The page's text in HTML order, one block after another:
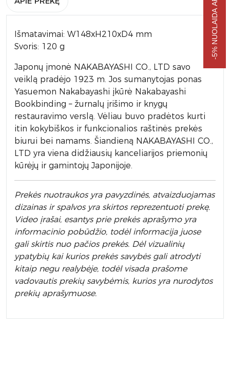
Išmatavimai: W148xH210xD4 mm
Svoris: 120 g
Japonų įmonė NAKABAYASHI CO., LTD savo
veiklą pradėjo 1923 m. Jos sumanytojas ponas
Yasuemon Nakabayashi įkūrė Nakabayashi
Bookbinding – žurnalų įrišimo ir knygų
restauravimo verslą. Vėliau buvo pradėtos kurti
itin kokybiškos ir funkcionalios raštinės prekės
biurui bei namams. Šiandieną NAKABAYASHI CO.,
LTD yra viena didžiausių kanceliarijos priemonių
kūrėjų ir gamintojų Japonijoje.
Prekės nuotraukos yra pavyzdinės, atvaizduojamas
dizainas ir spalvos yra skirtos reprezentuoti prekę.
Video įrašai, esantys prie prekės aprašymo yra
informacinio pobūdžio, todėl informacija juose
gali skirtis nuo pačios prekės. Dėl vizualinių
ypatybių kai kurios prekės savybės gali atrodyti
kitaip negu realybėje, todėl visada prašome
vadovautis prekių savybėmis, kurios yra nurodytos
prekių aprašymuose.